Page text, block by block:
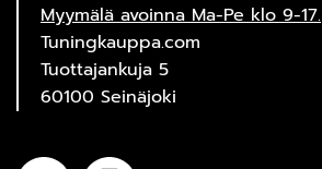
Myymälä avoinna Ma-Pe klo 9-17.
Tuningkauppa.com
Tuottajankuja 5
60100 Seinäjoki